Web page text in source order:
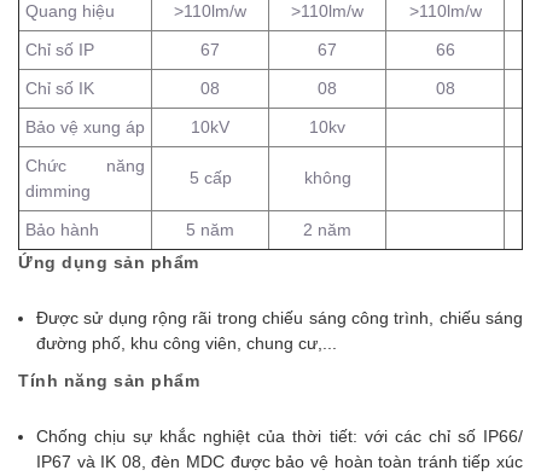
Quang hiệu >110lm/w >110lm/w
>110lm/w
Chỉ số IP
67 67
66
Chỉ số IK
08 08
08
Bảo vệ xung áp
10kV
10kv
Chức năng
dimming
5 cấp không
Bảo hành 5 năm
2 năm
Ứng dụng sản phẩm
Được sử dụng rộng rãi trong chiếu sáng công trình, chiếu sáng
đường phố, khu công viên, chung cư,...
Tính năng sản phẩm
Chống chịu sự khắc nghiệt của thời tiết: với các chỉ số IP66/
IP67 và IK 08, đèn MDC được bảo vệ hoàn toàn tránh tiếp xúc